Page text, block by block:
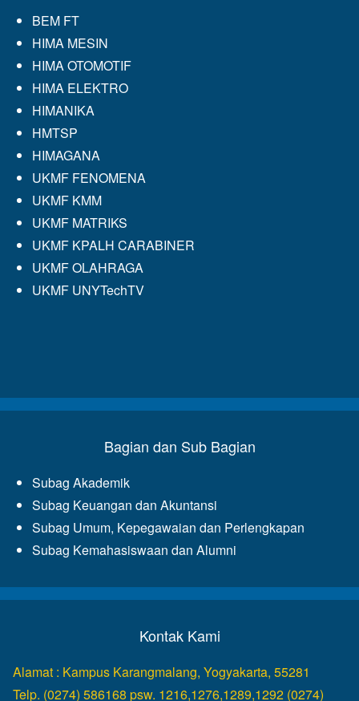
BEM FT
HIMA MESIN
HIMA OTOMOTIF
HIMA ELEKTRO
HIMANIKA
HMTSP
HIMAGANA
UKMF FENOMENA
UKMF KMM
UKMF MATRIKS
UKMF KPALH CARABINER
UKMF OLAHRAGA
UKMF UNYTechTV
Bagian dan Sub Bagian
Subag Akademik
Subag Keuangan dan Akuntansi
Subag Umum, Kepegawaian dan Perlengkapan
Subag Kemahasiswaan dan Alumni
Kontak Kami
Alamat : Kampus Karangmalang, Yogyakarta, 55281
Telp. (0274) 586168 psw. 1216,1276,1289,1292 (0274)